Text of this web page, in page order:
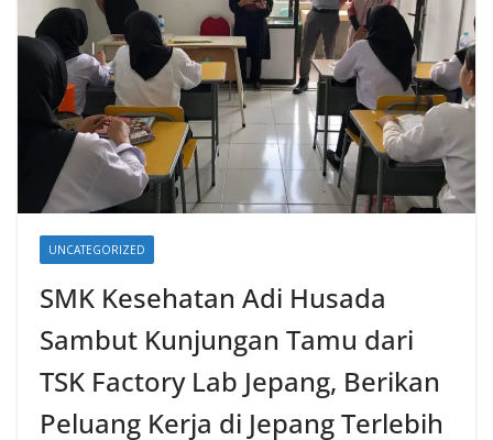
UNCATEGORIZED
SMK Kesehatan Adi Husada
Sambut Kunjungan Tamu dari
TSK Factory Lab Jepang, Berikan
Peluang Kerja di Jepang Terlebih